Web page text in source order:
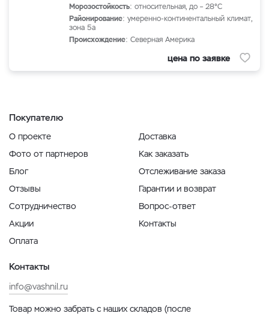
Морозостойкость: относительная, до – 28°С
Районирование: умеренно-континентальный климат,
зона 5а
Происхождение: Северная Америка
цена по заявке
Покупателю
О проекте
Фото от партнеров
Блог
Отзывы
Сотрудничество
Акции
Оплата
Доставка
Как заказать
Отслеживание заказа
Гарантии и возврат
Вопрос-ответ
Контакты
Контакты
info@vashnil.ru
Товар можно забрать с наших складов (после